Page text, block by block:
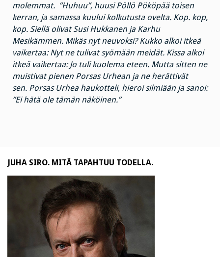
molemmat. ”Huhuu”, huusi Pöllö Pököpää toisen
kerran, ja samassa kuului kolkutusta ovelta. Kop. kop,
kop. Siellä olivat Susi Hukkanen ja Karhu
Mesikämmen. Mikäs nyt neuvoksi? Kukko alkoi itkeä
vaikertaa: Nyt ne tulivat syömään meidät. Kissa alkoi
itkeä vaikertaa: Jo tuli kuolema eteen. Mutta sitten ne
muistivat pienen Porsas Urhean ja ne herättivät
sen. Porsas Urhea haukotteli, hieroi silmiään ja sanoi:
”Ei hätä ole tämän näköinen.”
JUHA SIRO. MITÄ TAPAHTUU TODELLA.